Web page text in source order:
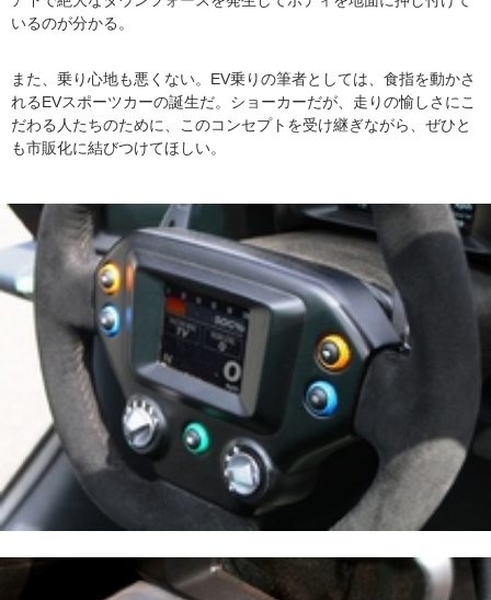
いるのが分かる。
また、乗り心地も悪くない。EV乗りの筆者としては、食指を動かさ
れるEVスポーツカーの誕生だ。ショーカーだが、走りの愉しさにこ
だわる人たちのために、このコンセプトを受け継ぎながら、ぜひと
も市販化に結びつけてほしい。